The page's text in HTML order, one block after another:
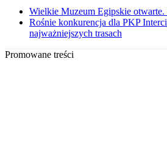
Wielkie Muzeum Egipskie otwarte.
Rośnie konkurencja dla PKP
najważniejszych trasach
Promowane treści